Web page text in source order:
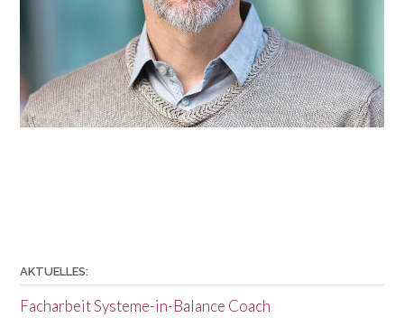
AKTUELLES:
Facharbeit Systeme-in-Balance Coach